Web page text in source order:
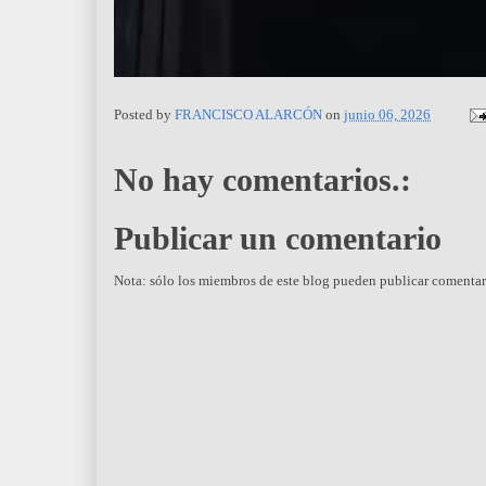
Posted by FRANCISCO ALARCÓN on junio 06, 2026
No hay comentarios.:
Publicar un comentario
Nota: sólo los miembros de este blog pueden publicar